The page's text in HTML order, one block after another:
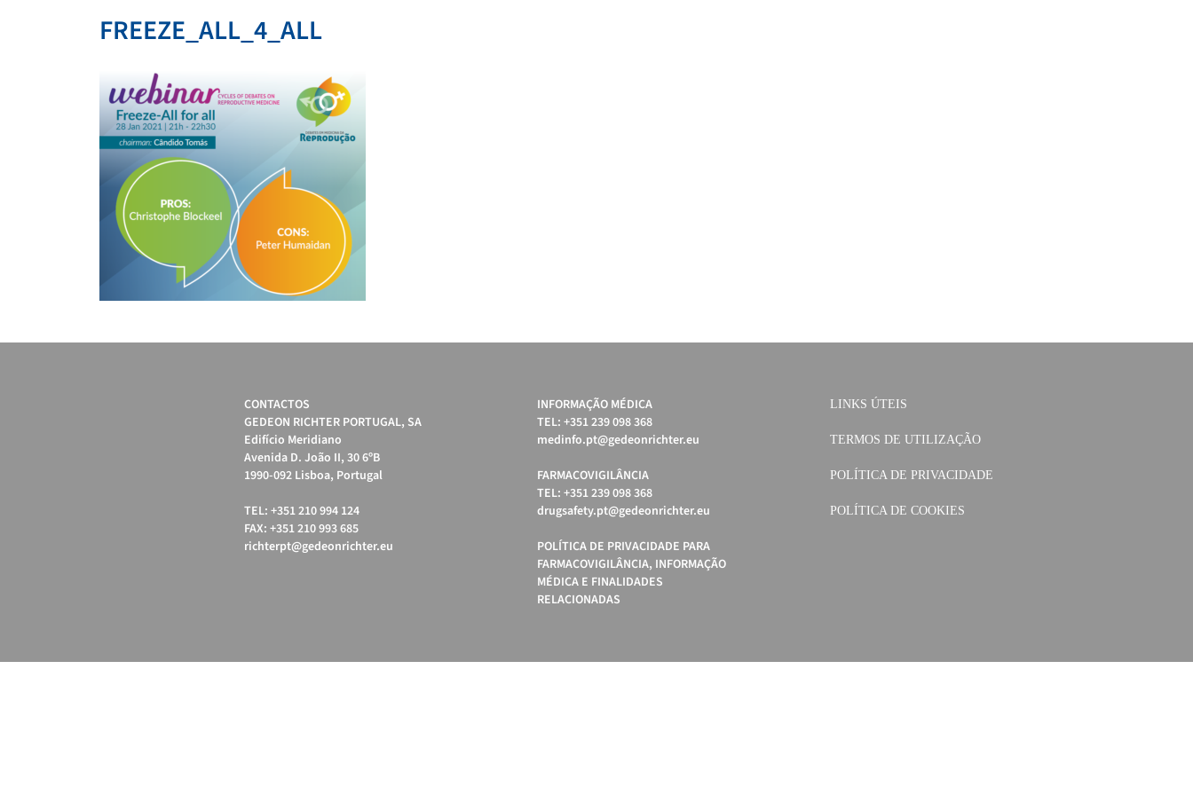
FREEZE_ALL_4_ALL
CONTACTOS
GEDEON RICHTER PORTUGAL, SA
Edifício Meridiano
Avenida D. João II, 30 6ºB
1990-092 Lisboa, Portugal
TEL: +351 210 994 124
FAX: +351 210 993 685
richterpt@gedeonrichter.eu
INFORMAÇÃO MÉDICA
TEL: +351 239 098 368
medinfo.pt@gedeonrichter.eu
FARMACOVIGILÂNCIA
TEL: +351 239 098 368
drugsafety.pt@gedeonrichter.eu
POLÍTICA DE PRIVACIDADE PARA
FARMACOVIGILÂNCIA, INFORMAÇÃO
MÉDICA E FINALIDADES
RELACIONADAS
LINKS ÚTEIS
TERMOS DE UTILIZAÇÃO
POLÍTICA DE PRIVACIDADE
POLÍTICA DE COOKIES